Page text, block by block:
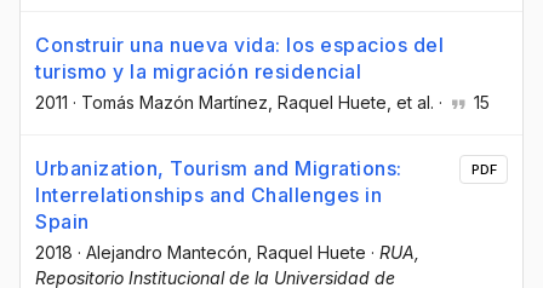
Construir una nueva vida: los espacios del
turismo y la migración residencial
2011 · Tomás Mazón Martínez , Raquel Huete , et al. · 15
Urbanization, Tourism and Migrations:
Interrelationships and Challenges in
Spain
2018 · Alejandro Mantecón, Raquel Huete · RUA,
Repositorio Institucional de la Universidad de
PDF